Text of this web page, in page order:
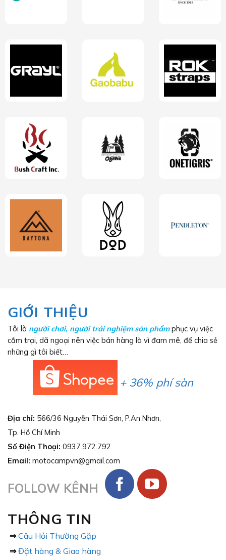
GIỚI THIỆU
Tôi là người chơi, người trải nghiệm sản phẩmphục vụ việc
cắm trại, dã ngoại nên việc bán hàng là vì đam mê, để chia sẻ
những gì tôi biết…
+ 36% phí sàn
Địa chỉ: 566/36 Nguyễn Thái Sơn, P.An Nhơn,
Tp. Hồ Chí Minh
Số Điện Thoại: 0937.972.792
Email: motocampvn@gmail.com
FOLLOW KÊNH
THÔNG TIN
⇒ Câu Hỏi Thường Gặp
⇒ Đặt hàng & Giao hàng